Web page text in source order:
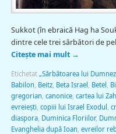
Sukkot (în ebraică Hag ha
dintre cele trei sărbători de
Citește mai mult →
Etichetat „Sărbătoarea lui
Babilon Beitz, Beta Israel Betel
gregorian canonice, cartea lui
evreieşti copiii lui Israel Exodul
diaspora, Duminica Floriilor,
Evanghelia după Ioan evreilor